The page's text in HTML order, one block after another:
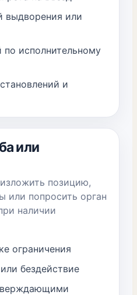
выдворения или
по исполнительному
и
или
позицию,
или попросить орган
наличии
ограничения
бездействие